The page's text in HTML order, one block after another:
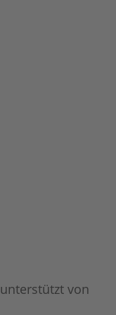
unterstützt von